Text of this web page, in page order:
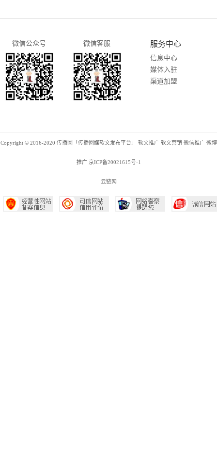
微信公众号 微信客服 服务中心
信息中心
媒体入驻
渠道加盟
Copyright © 2016-2020 传播圈「传播圈媒软文发布平台」 软文推广 软文营销 微信推广 微博
推广 京ICP备20021615号-1
云链网